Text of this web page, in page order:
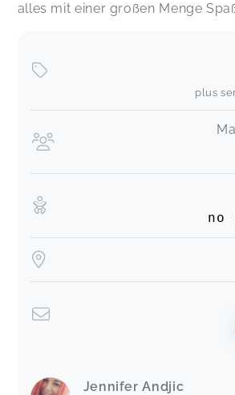
alles mit einer großen Menge
plus
no
Jennifer Andjic